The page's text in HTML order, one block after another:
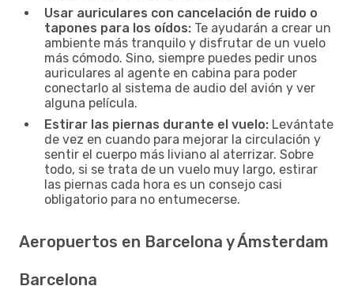
Usar auriculares con cancelación de ruido o
tapones para los oídos: Te ayudarán a crear un
ambiente más tranquilo y disfrutar de un vuelo
más cómodo. Sino, siempre puedes pedir unos
auriculares al agente en cabina para poder
conectarlo al sistema de audio del avión y ver
alguna película.
Estirar las piernas durante el vuelo: Levántate
de vez en cuando para mejorar la circulación y
sentir el cuerpo más liviano al aterrizar. Sobre
todo, si se trata de un vuelo muy largo, estirar
las piernas cada hora es un consejo casi
obligatorio para no entumecerse.
Aeropuertos en Barcelona y Ámsterdam
Barcelona